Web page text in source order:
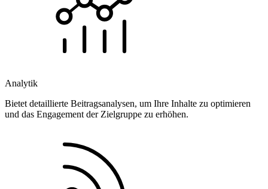
Analytik
Bietet detaillierte Beitragsanalysen, um Ihre Inhalte zu optimieren
und das Engagement der Zielgruppe zu erhöhen.